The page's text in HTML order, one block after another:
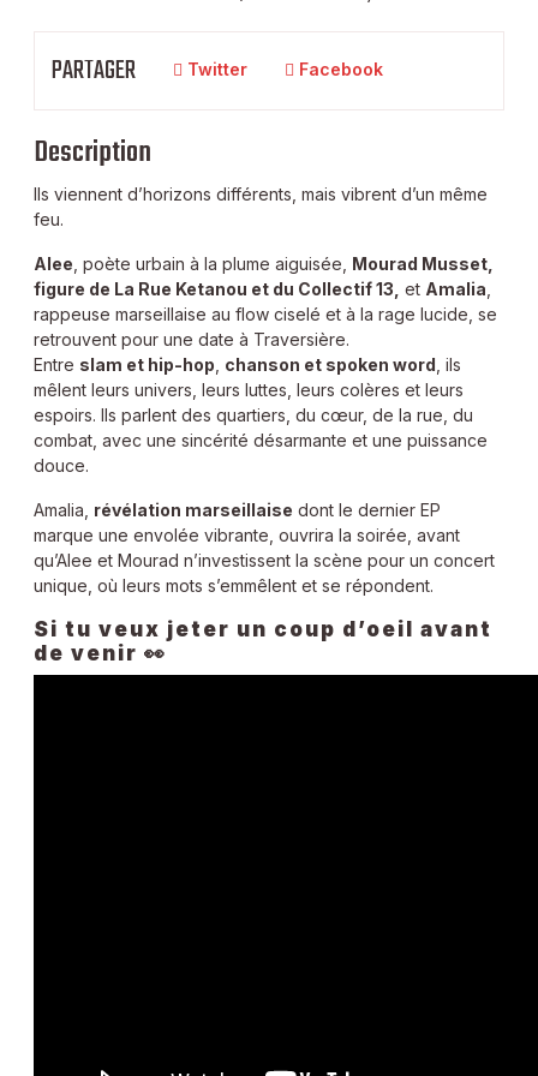
PARTAGER Twitter Facebook
Description
Ils viennent d’horizons différents, mais vibrent d’un même
feu.
Alee , poète urbain à la plume aiguisée, Mourad Musset,
figure de La Rue Ketanou et du Collectif 13, et Amalia
rappeuse marseillaise au flow ciselé et à la rage lucide, se
retrouvent pour une date à Traversière.
Entre slam et hip-hop chanson et spoken word , ils
mêlent leurs univers, leurs luttes, leurs colères et leurs
espoirs. Ils parlent des quartiers, du cœur, de la rue, du
combat, avec une sincérité désarmante et une puissance
douce.
Amalia, révélation marseillaise dont le dernier EP
marque une envolée vibrante, ouvrira la soirée, avant
qu’Alee et Mourad n’investissent la scène pour un concert
unique, où leurs mots s’emmêlent et se répondent.
Si tu veux jeter un coup d’oeil avant
de venir 👀